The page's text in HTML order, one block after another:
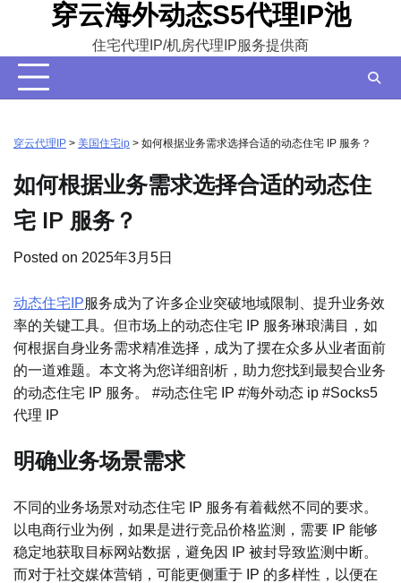
content
穿云海外动态S5代理IP池
住宅代理IP/机房代理IP服务提供商
穿云代理IP > 美国住宅ip > 如何根据业务需求选择合适的动态住宅 IP 服务？
如何根据业务需求选择合适的动态住
宅 IP 服务？
Posted on 2025年3月5日
动态住宅IP服务成为了许多企业突破地域限制、提升业务效
率的关键工具。但市场上的动态住宅 IP 服务琳琅满目，如
何根据自身业务需求精准选择，成为了摆在众多从业者面前
的一道难题。本文将为您详细剖析，助力您找到最契合业务
的动态住宅 IP 服务。 #动态住宅 IP #海外动态 ip #Socks5
代理 IP
明确业务场景需求
不同的业务场景对动态住宅 IP 服务有着截然不同的要求。
以电商行业为例，如果是进行竞品价格监测，需要 IP 能够
稳定地获取目标网站数据，避免因 IP 被封导致监测中断。
而对于社交媒体营销，可能更侧重于 IP 的多样性，以便在